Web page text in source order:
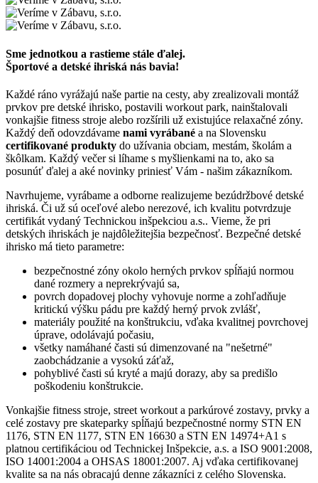
Sme jednotkou a rastieme stále ďalej.
Športové a detské ihriská nás bavia!
Každé ráno vyrážajú naše partie na cesty, aby zrealizovali montáž
prvkov pre detské ihrisko, postavili workout park, nainštalovali
vonkajšie fitness stroje alebo rozšírili už existujúce relaxačné zóny.
Každý deň odovzdávame nami vyrábané a na Slovensku
certifikované produkty do užívania obciam, mestám, školám a
škôlkam. Každý večer si líhame s myšlienkami na to, ako sa
posunúť ďalej a aké novinky priniesť Vám - našim zákazníkom.
Navrhujeme, vyrábame a odborne realizujeme bezúdržbové detské
ihriská. Či už sú oceľové alebo nerezové, ich kvalitu potvrdzuje
certifikát vydaný Technickou inšpekciou a.s.. Vieme, že pri
detských ihriskách je najdôležitejšia bezpečnosť. Bezpečné detské
ihrisko má tieto parametre:
bezpečnostné zóny okolo herných prvkov spĺňajú normou
dané rozmery a neprekrývajú sa,
povrch dopadovej plochy vyhovuje norme a zohľadňuje
kritickú výšku pádu pre každý herný prvok zvlášť,
materiály použité na konštrukciu, vďaka kvalitnej povrchovej
úprave, odolávajú počasiu,
všetky namáhané časti sú dimenzované na "nešetrné"
zaobchádzanie a vysokú záťaž,
pohyblivé časti sú kryté a majú dorazy, aby sa predišlo
poškodeniu konštrukcie.
Vonkajšie fitness stroje, street workout a parkúrové zostavy, prvky a
celé zostavy pre skateparky spĺňajú bezpečnostné normy STN EN
1176, STN EN 1177, STN EN 16630 a STN EN 14974+A1 s
platnou certifikáciou od Technickej Inšpekcie, a.s. a ISO 9001:2008,
ISO 14001:2004 a OHSAS 18001:2007. Aj vďaka certifikovanej
kvalite sa na nás obracajú denne zákazníci z celého Slovenska.